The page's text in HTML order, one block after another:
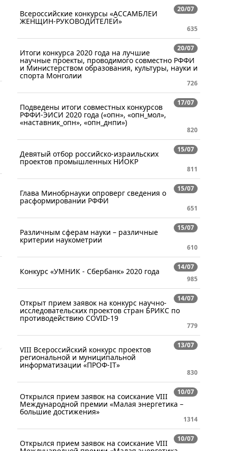
20/07
Всероссийские конкурсы «АССАМБЛЕИ
ЖЕНЩИН-РУКОВОДИТЕЛЕЙ»
635
20/07
Итоги конкурса 2020 года на лучшие
научные проекты, проводимого совместно РФФИ
и Министерством образования, культуры, науки и
спорта Монголии
726
17/07
Подведены итоги совместных конкурсов
РФФИ-ЭИСИ 2020 года («опн», «опн_мол»,
«наставник_опн», «опн_днпи»)
820
15/07
Девятый отбор российско-израильских
проектов промышленных НИОКР
811
15/07
Глава Минобрнауки опроверг сведения о
расформировании РФФИ
651
15/07
Различным сферам науки – различные
критерии наукометрии
610
14/07
Конкурс «УМНИК - Сбербанк» 2020 года
985
14/07
Открыт прием заявок на конкурс научно-
исследовательских проектов стран БРИКС по
противодействию COVID-19
779
13/07
VIII Всероссийский конкурс проектов
региональной и муниципальной
информатизации «ПРОФ-IT»
830
10/07
Открылся прием заявок на соискание VIII
Международной премии «Малая энергетика –
большие достижения»
1314
10/07
Открылся прием заявок на соискание VIII